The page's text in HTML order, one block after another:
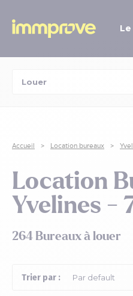
Accueil Location bureaux
Location
Yvelines -
264 Bureaux à louer
Trier par :